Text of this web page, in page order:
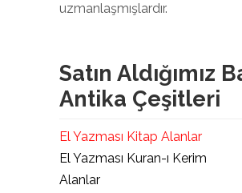
uzmanlaşmışlardır.
Satın Aldığımız
Antika Çeşitleri
El Yazması Kitap Alanlar
El Yazması Kuran-ı Kerim
Alanlar